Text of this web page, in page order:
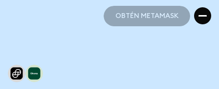
OBTÉN METAMASK